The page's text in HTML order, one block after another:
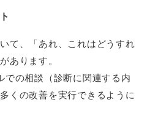
て、「あれ、これはどうすれ
あります。
での相談（診断に関連する内
くの改善を実行できるように